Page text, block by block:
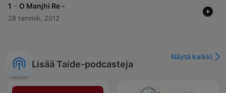
1 - O Manjhi Re -
28 tammik. 2012
Lisää Taide-podcasteja
Näytä kaikki